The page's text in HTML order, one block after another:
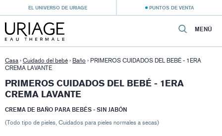
EL UNIVERSO DE URIAGE PUNTOS DE VENTA
MENÚ
Casa › Cuidado del bebé › Baño › PRIMEROS CUIDADOS DEL BEBÉ - 1ERA
CREMA LAVANTE
PRIMEROS CUIDADOS DEL BEBÉ - 1ERA
CREMA LAVANTE
CREMA DE BAÑO PARA BEBÉS - SIN JABÓN
(Todo tipo de pieles, Cuidados para pieles normales a secas)